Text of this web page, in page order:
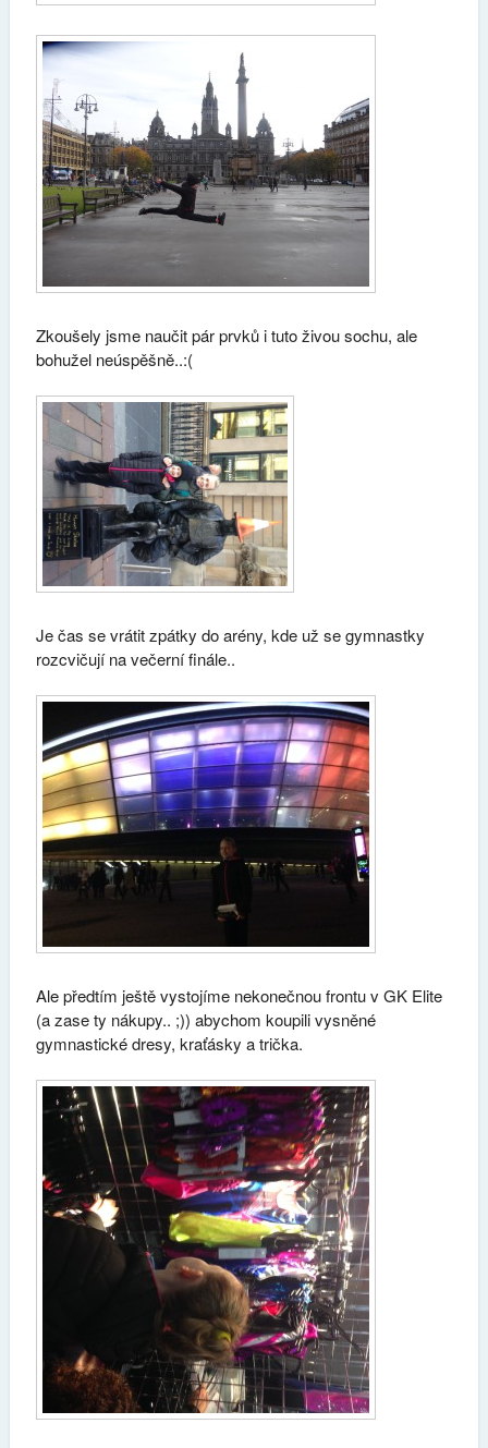
Zkoušely jsme naučit pár prvků i tuto živou sochu, ale
bohužel neúspěšně..:(
Je čas se vrátit zpátky do arény, kde už se gymnastky
rozcvičují na večerní finále..
Ale předtím ještě vystojíme nekonečnou frontu v GK Elite
(a zase ty nákupy.. ;)) abychom koupili vysněné
gymnastické dresy, kraťásky a trička.